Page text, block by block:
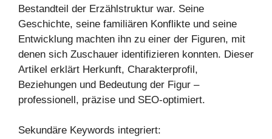
Bestandteil der Erzählstruktur war. Seine
Geschichte, seine familiären Konflikte und seine
Entwicklung machten ihn zu einer der Figuren, mit
denen sich Zuschauer identifizieren konnten. Dieser
Artikel erklärt Herkunft, Charakterprofil,
Beziehungen und Bedeutung der Figur –
professionell, präzise und SEO-optimiert.
Sekundäre Keywords integriert: